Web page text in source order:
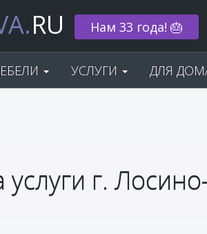
RU Нам 33 года! 🎂
УСЛУГИ ДЛЯ
г.